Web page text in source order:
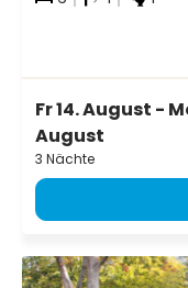
Fr 14. August -
August
3 Nächte